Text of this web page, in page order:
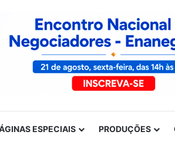
ESPECIAIS PRODUÇÕES